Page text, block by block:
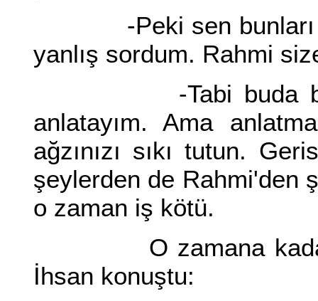
-Peki sen bunları
yanlış sordum. Rahmi
-Tabi buda bizim
anlatayım. Ama
ağzınızı sıkı tutun.
şeylerden de Rahmi'den
o zaman iş kötü.
O zamana kadar
İhsan konuştu: